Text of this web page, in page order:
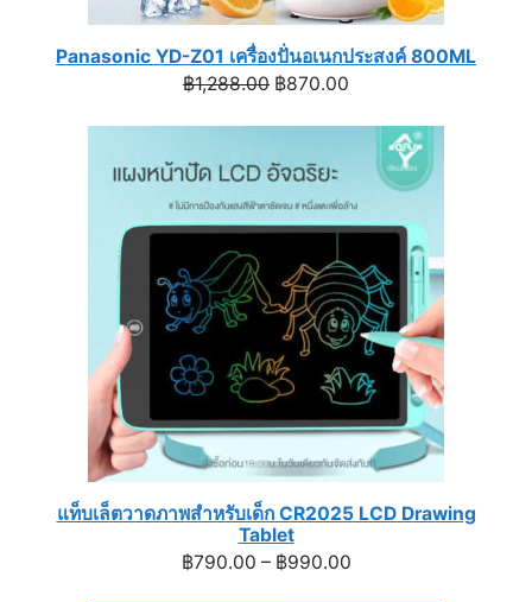
Panasonic YD-Z01 เครื่องปั่นอเนกประสงค์ 800ML
฿1,288.00 Original
฿1,288.00.
฿870.00
฿870.00.
แท็บเล็ตวาดภาพสำหรับเด็ก CR2025 LCD Drawing
Tablet
฿790.00 – ฿990.00Price